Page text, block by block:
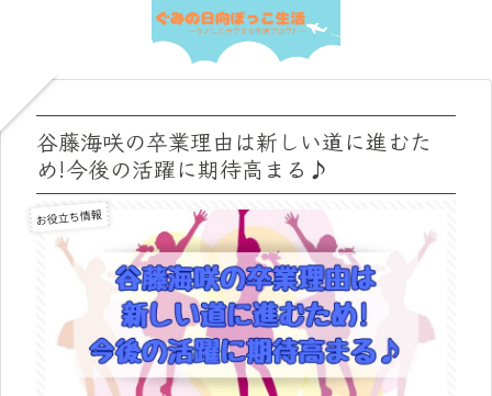
谷藤海咲の卒業理由は新しい道に進むた
め!今後の活躍に期待高まる♪
お役立ち情報